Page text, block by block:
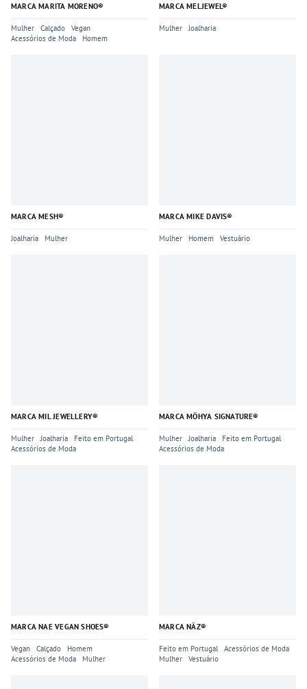
MARCA MARITA MORENO®
Mulher Calçado
Vegan
Acessórios de Moda
Homem
MARCA MELJEWEL®
Mulher Joalharia
MARCA MESH®
Joalharia Mulher
MARCA MIKE DAVIS®
Mulher Homem Vestuário
MARCA MIL JEWELLERY®
Mulher Joalharia
Feito em Portugal
Acessórios de Moda
MARCA MÖHYA SIGNATURE®
Mulher Joalharia
Feito em Portugal
Acessórios de Moda
MARCA NAE VEGAN SHOES®
Vegan Calçado
Homem
Acessórios de Moda
Mulher
MARCA NÄZ®
Feito em Portugal
Acessórios de Moda
Mulher
Vestuário